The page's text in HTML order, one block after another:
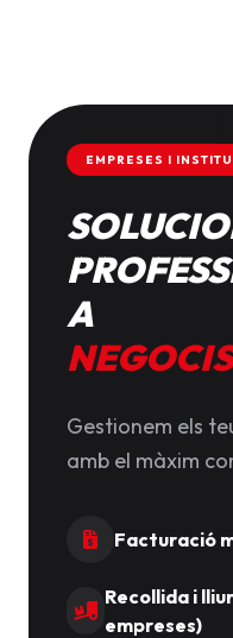
EMPRESES I
A
Gestionem els
amb el màxim
Facturació
Recollida i
empreses)